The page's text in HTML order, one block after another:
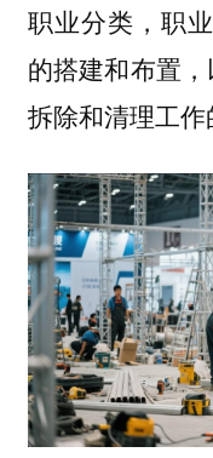
职业分类，职
的搭建和布置
拆除和清理工作